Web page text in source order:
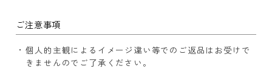
ご注意事項
個人的主観によるイメージ違い等でのご返品はお受けで
きませんのでご了承ください。